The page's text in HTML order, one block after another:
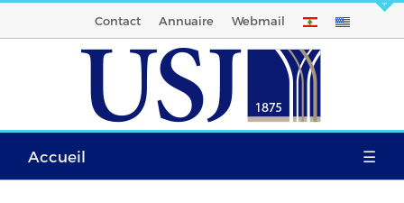
Contact Annuaire Webmail
Accueil ☰